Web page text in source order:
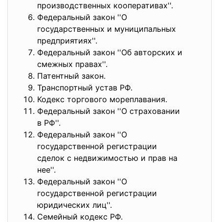
производственных кооперативах''.
Федеральный закон ''О
государственных и муниципальных
предприятиях''.
Федеральный закон ''Об авторских и
смежных правах''.
Патентный закон.
Транспортный устав РФ.
Кодекс торгового мореплавания.
Федеральный закон ''О страховании
в РФ''.
Федеральный закон ''О
государственной регистрации
сделок с недвижимостью и прав на
нее''.
Федеральный закон ''О
государственной регистрации
юридических лиц''.
Семейный кодекс РФ.